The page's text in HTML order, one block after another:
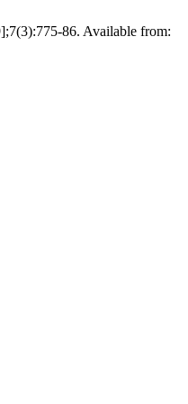
86. Available from: